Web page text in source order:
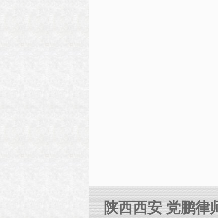
陕西西安 党鹏律